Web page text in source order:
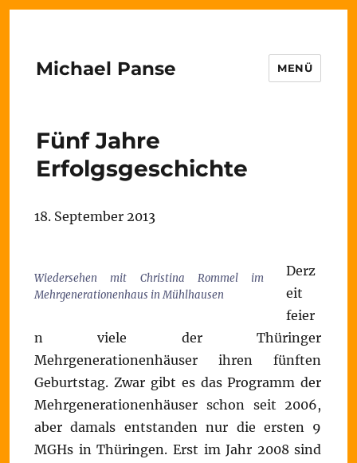
Michael Panse MENÜ
Fünf Jahre
Erfolgsgeschichte
18. September 2013
Wiedersehen mit Christina Rommel im
Mehrgenerationenhaus in Mühlhausen
Derz
eit
feier
n viele der Thüringer
Mehrgenerationenhäuser ihren fünften
Geburtstag. Zwar gibt es das Programm der
Mehrgenerationenhäuser schon seit 2006,
aber damals entstanden nur die ersten 9
MGHs in Thüringen. Erst im Jahr 2008 sind